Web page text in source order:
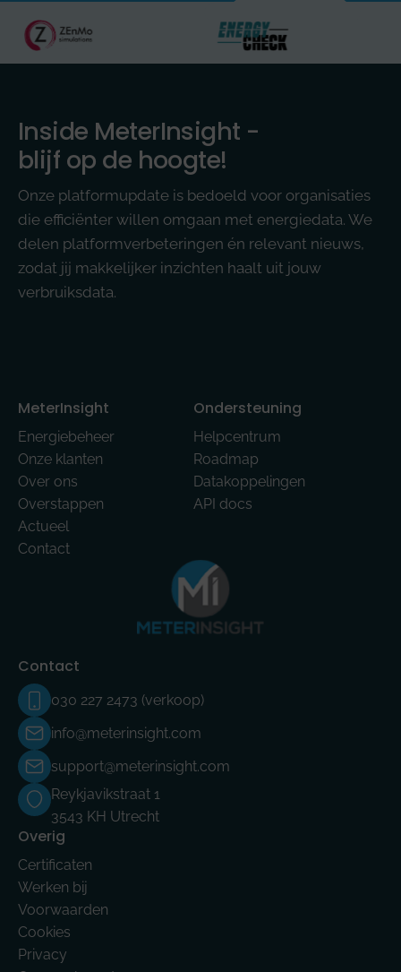
Inside MeterInsight -
blijf op de hoogte!
Onze platformupdate is bedoeld voor organisaties
die efficiënter willen omgaan met energiedata. We
delen platformverbeteringen én relevant nieuws,
zodat jij makkelijker inzichten haalt uit jouw
verbruiksdata.
MeterInsight
Energiebeheer
Onze klanten
Over ons
Overstappen
Actueel
Contact
Ondersteuning
Helpcentrum
Roadmap
Datakoppelingen
API docs
Overig
Certificaten
Werken bij
Voorwaarden
Cookies
Privacy
Contact
030 227 2473 (verkoop)
info@meterinsight.com
support@meterinsight.com
Reykjavikstraat 1
3543 KH Utrecht